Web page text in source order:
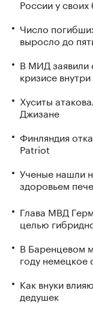
России у своих
Число
выросло до
В МИД заявили
кризисе
Хуситы
Джизане
Финляндия
Patriot
Ученые нашли
здоровьем
Глава МВД
целью
В Баренцевом
году немецкое
Как внуки
дедушек